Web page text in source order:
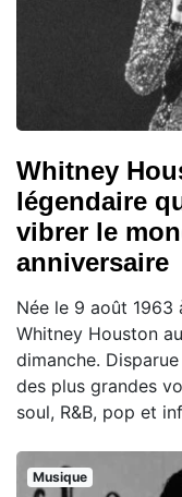
Whitney
légendaire
vibrer le
anniversaire
Née le 9 août 1963
Whitney Houston
dimanche.
des plus grandes
soul, R&B, pop et
Musique